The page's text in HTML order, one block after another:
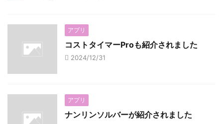
アプリ
コストタイマーProも紹介されました
2024/12/31
アプリ
ナンリンソルバーが紹介されました